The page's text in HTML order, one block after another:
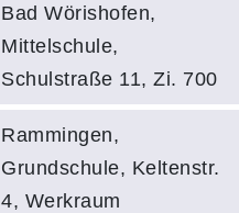
Bad Wörishofen,
Mittelschule,
Schulstraße 11, Zi. 700
Rammingen,
Grundschule, Keltenstr.
4, Werkraum